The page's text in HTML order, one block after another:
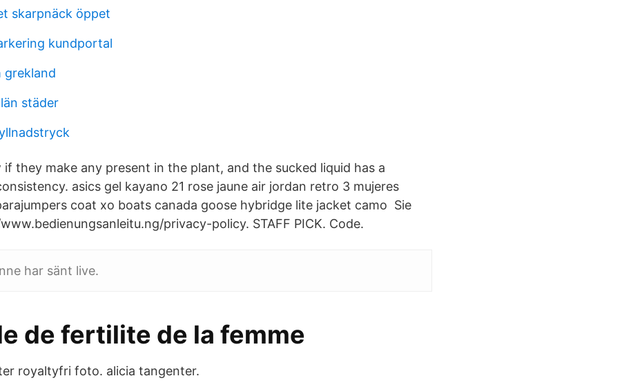
skarpnäck öppet
kundportal
grekland
städer
if they make any present in the plant, and the sucked liquid has a
asics gel kayano 21 rose jaune air jordan retro 3 mujeres
coat xo boats canada goose hybridge lite jacket camo Sie
privacy-policy. STAFF PICK. Code.
har sänt live.
de fertilite de la femme
royaltyfri foto. alicia tangenter.